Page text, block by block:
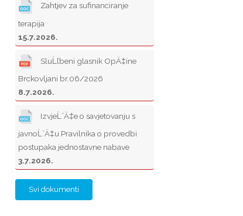
Zahtjev za sufinanciranje
terapija
15.7.2026.
SluĹľbeni glasnik OpÄ‡ine
Brckovljani br.06/2026
8.7.2026.
IzvjeĹˇÄ‡e o savjetovanju s
javnoĹˇÄ‡u Pravilnika o provedbi
postupaka jednostavne nabave
3.7.2026.
Svi dokumenti